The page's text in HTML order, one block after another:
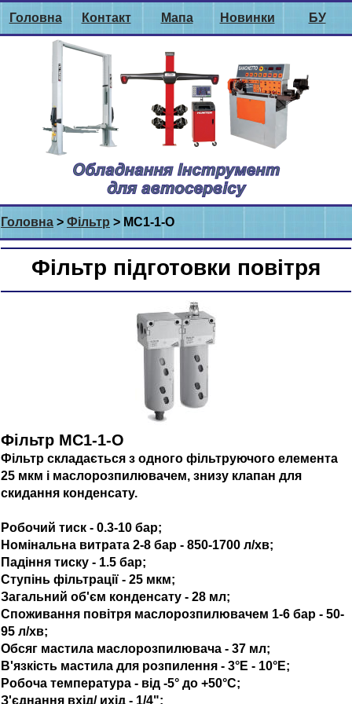
Головна Контакт Мапа Новинки БУ
Головна > Фільтр > MC1-1-O
Фільтр підготовки повітря
Фільтр MC1-1-O
Фільтр складається з одного фільтруючого елемента
25 мкм і маслорозпилювачем, знизу клапан для
скидання конденсату.
Робочий тиск - 0.3-10 бар;
Номінальна витрата 2-8 бар - 850-1700 л/хв;
Падіння тиску - 1.5 бар;
Ступінь фільтрації - 25 мкм;
Загальний об'єм конденсату - 28 мл;
Споживання повітря маслорозпилювачем 1-6 бар - 50-
95 л/хв;
Обсяг мастила маслорозпилювача - 37 мл;
В'язкість мастила для розпилення - 3°E - 10°E;
Робоча температура - від -5° до +50°С;
З'єднання вхід/ ихід - 1/4";